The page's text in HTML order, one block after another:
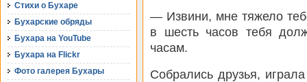
Стихи о Бухаре
Бухарские обряды
Бухара на YouTube
Бухара на Flickr
Фото галерея Бухары
— Извини, мне тяжело
в шесть часов тебя
часам.
Собрались друзья,